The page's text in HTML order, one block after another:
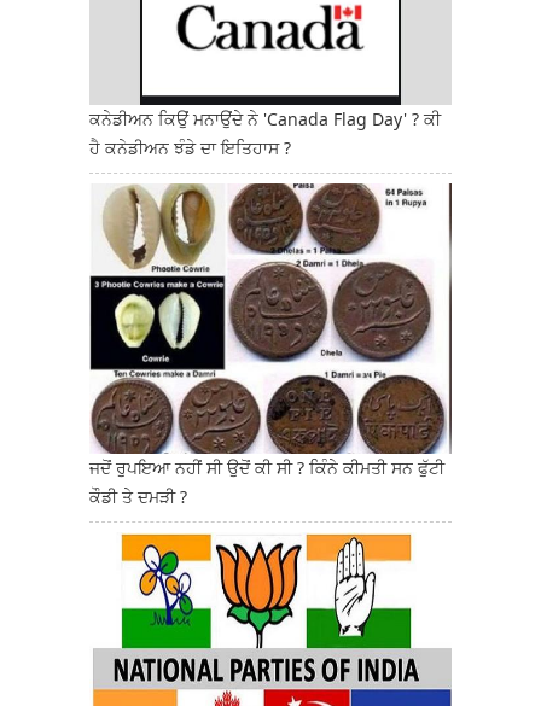
ਕਨੇਡੀਅਨ ਕਿਉਂ ਮਨਾਉਂਦੇ ਨੇ 'Canada Flag Day' ? ਕੀ
ਹੈ ਕਨੇਡੀਅਨ ਝੰਡੇ ਦਾ ਇਤਿਹਾਸ ?
ਜਦੋਂ ਰੁਪਇਆ ਨਹੀਂ ਸੀ ਉਦੋਂ ਕੀ ਸੀ ? ਕਿੰਨੇ ਕੀਮਤੀ ਸਨ ਫੁੱਟੀ
ਕੌਡੀ ਤੇ ਦਮੜੀ ?